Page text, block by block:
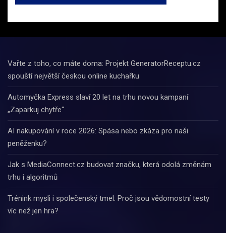
Vařte z toho, co máte doma: Projekt GeneratorReceptu.cz
spouští největší českou online kuchařku
Automyčka Express slaví 20 let na trhu novou kampaní
„Zaparkuj chytře“
AI nakupování v roce 2026: Spása nebo zkáza pro naši
peněženku?
Jak s MediaConnect.cz budovat značku, která odolá změnám
trhu i algoritmů
Trénink mysli i společenský tmel: Proč jsou vědomostní testy
víc než jen hra?